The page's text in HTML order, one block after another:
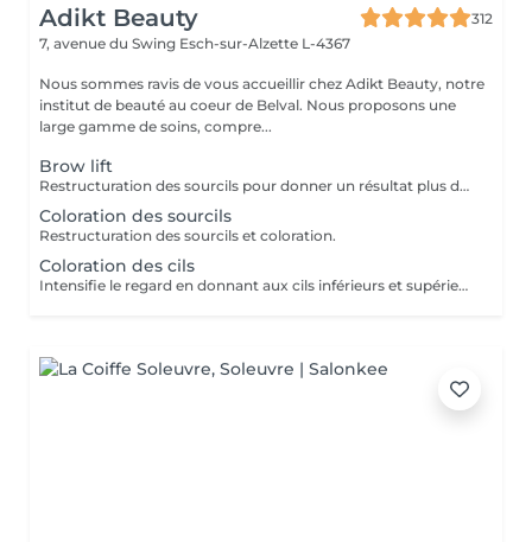
Adikt Beauty
312
7, avenue du Swing Esch-sur-Alzette L-4367
Nous sommes ravis de vous accueillir chez Adikt Beauty, notre
institut de beauté au coeur de Belval. Nous proposons une
large gamme de soins, compre...
Brow lift
Restructuration des sourcils pour donner un résultat plus défini.
Coloration des sourcils
Restructuration des sourcils et coloration.
Coloration des cils
Intensifie le regard en donnant aux cils inférieurs et supérieurs une couleur plus profonde de la racine à la pointe du cil.